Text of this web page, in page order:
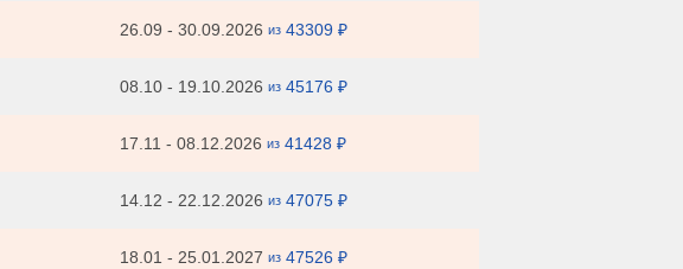
26.09 - 30.09.2026 из 43309 ₽
08.10 - 19.10.2026 из 45176 ₽
17.11 - 08.12.2026 из 41428 ₽
14.12 - 22.12.2026 из 47075 ₽
18.01 - 25.01.2027 из 47526 ₽